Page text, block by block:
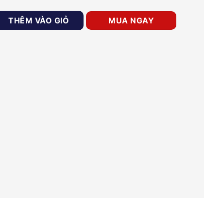
Hikvision DS-2907ZJ số lượng
THÊM VÀO GIỎ MUA NGAY